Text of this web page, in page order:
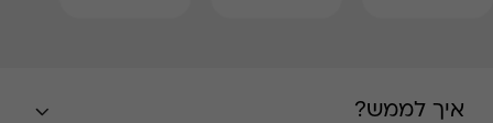
איך לממש?